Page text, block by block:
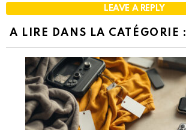
LEAVE A REPLY
A LIRE DANS LA CATÉGORIE :